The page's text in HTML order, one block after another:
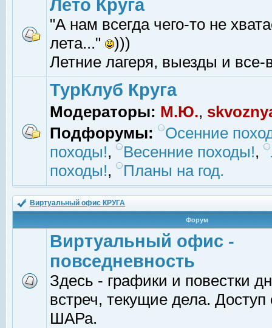
Лето Круга
"А нам всегда чего-то не
лета..."
)))
Летние лагеря, выезды и все-
ТурКлуб Круга
Модераторы: М.Ю.,
Подфорумы:
Осенние
походы!, Весенние походы!,
походы!, Планы на год.
Виртуальный офис КРУГА
Форум
Виртуальный офис -
повседневность
Здесь - графики и повестки
встреч, текущие дела.
ШАРа.